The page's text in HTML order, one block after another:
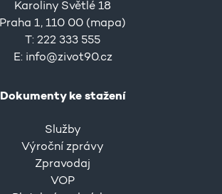
Karoliny Světlé 18
Praha 1, 110 00 (mapa)
T: 222 333 555
E: info@zivot90.cz
Dokumenty ke stažení
Služby
Výroční zprávy
Zpravodaj
VOP